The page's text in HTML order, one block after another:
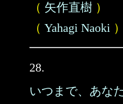
（ 矢作直樹 ）
（ Yahagi Naoki ）
28.
いつまで、あな